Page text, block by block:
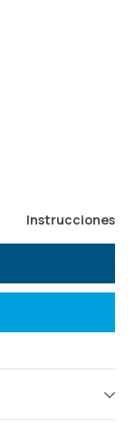
Instrucciones